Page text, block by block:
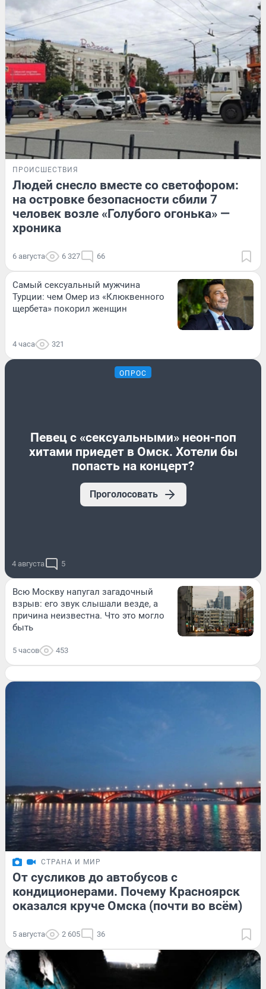
ПРОИСШЕСТВИЯ
Людей снесло вместе со светофором:
на островке безопасности сбили 7
человек возле «Голубого огонька» —
хроника
6 августа 6 327 66
Самый сексуальный мужчина
Турции: чем Омер из «Клюквенного
щербета» покорил женщин
4 часа 321
ОПРОС
Певец с «сексуальными» неон-поп
хитами приедет в Омск. Хотели бы
попасть на концерт?
Проголосовать
4 августа 5
Всю Москву напугал загадочный
взрыв: его звук слышали везде, а
причина неизвестна. Что это могло
быть
5 часов 453
СТРАНА И МИР
От сусликов до автобусов с
кондиционерами. Почему Красноярск
оказался круче Омска (почти во всём)
5 августа 2 605 36